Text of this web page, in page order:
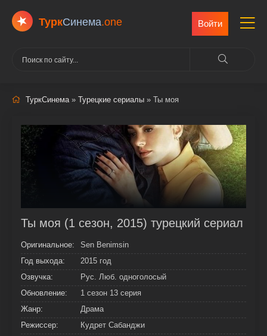
ТуркCинема.one Войти
ТуркСинема» Турецкие сериалы » Ты моя
Ты моя (1 сезон, 2015) турецкий сериал
Оригинальное:
Sen Benimsin
Год выхода:
2015 год
Озвучка:
Рус. Люб. одноголосый
Обновление:
1 сезон 13 серия
Жанр:
Драма
Режиссер:
Кудрет Сабанджи